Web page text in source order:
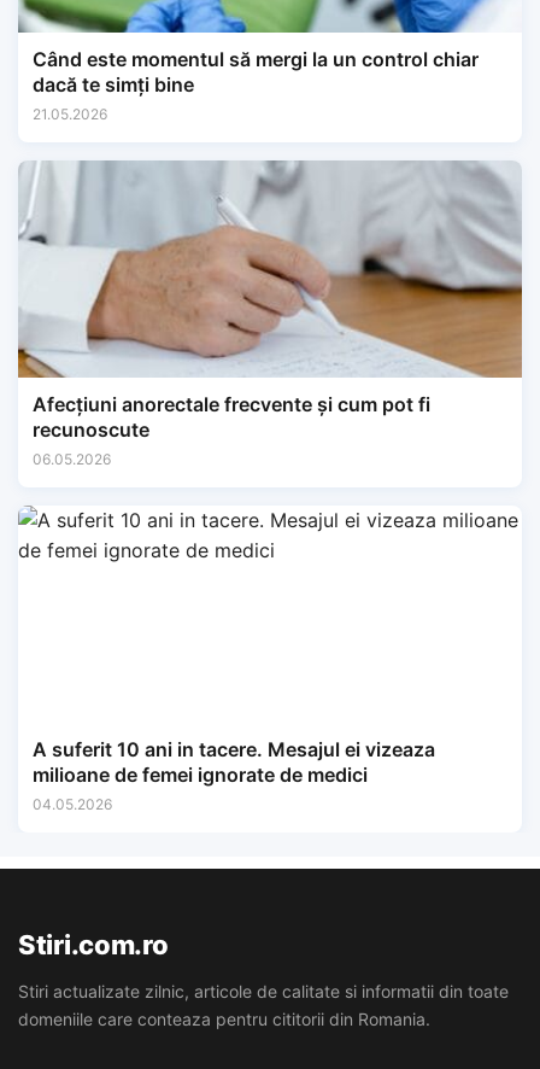
Când este momentul să mergi la un control chiar
dacă te simți bine
21.05.2026
Afecțiuni anorectale frecvente și cum pot fi
recunoscute
06.05.2026
A suferit 10 ani in tacere. Mesajul ei vizeaza
milioane de femei ignorate de medici
04.05.2026
Stiri.com.ro
Stiri actualizate zilnic, articole de calitate si informatii din toate
domeniile care conteaza pentru cititorii din Romania.